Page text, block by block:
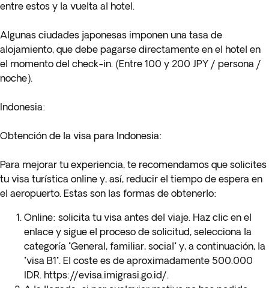
entre estos y la vuelta al hotel.
Algunas ciudades japonesas imponen una tasa de
alojamiento, que debe pagarse directamente en el hotel en
el momento del check-in. (Entre 100 y 200 JPY / persona /
noche).
Indonesia:
Obtención de la visa para Indonesia:
Para mejorar tu experiencia, te recomendamos que solicites
tu visa turística online y, así, reducir el tiempo de espera en
el aeropuerto. Estas son las formas de obtenerlo:
Online: solicita tu visa antes del viaje. Haz clic en el
enlace y sigue el proceso de solicitud, selecciona la
categoría "General, familiar, social" y, a continuación, la
"visa B1". El coste es de aproximadamente 500.000
IDR. https://evisa.imigrasi.go.id/.